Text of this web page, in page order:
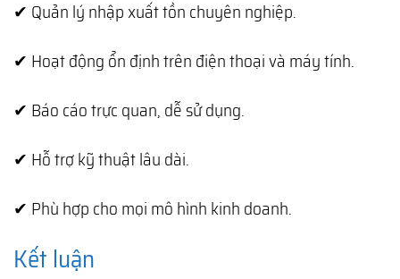
✔ Quản lý nhập xuất tồn chuyên nghiệp.
✔ Hoạt động ổn định trên điện thoại và máy tính.
✔ Báo cáo trực quan, dễ sử dụng.
✔ Hỗ trợ kỹ thuật lâu dài.
✔ Phù hợp cho mọi mô hình kinh doanh.
Kết luận